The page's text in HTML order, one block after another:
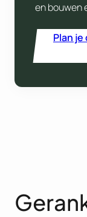
en bouwen
Plan